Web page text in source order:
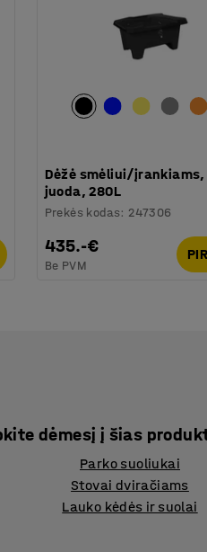
Dėžė smėliui/įrankiams,
juoda, 280L
Prekės kodas: 247306
435.-€
Be PVM
dėmesį į šias
Parko suoliukai
Stovai dviračiams
Lauko kėdės ir suolai